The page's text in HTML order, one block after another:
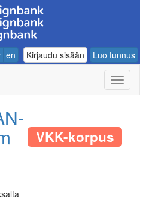
en Kirjaudu sisään Luo tunnus
VKK-korpus